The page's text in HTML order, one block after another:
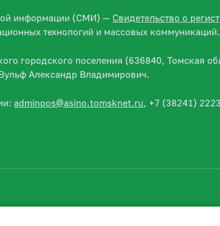
информации (СМИ) — Свидетельство о
технологий и массовых коммуникаций.
городского поселения (636840, Томская
Александр Владимирович.
adminpos@asino.tomsknet.ru, +7 (38241)